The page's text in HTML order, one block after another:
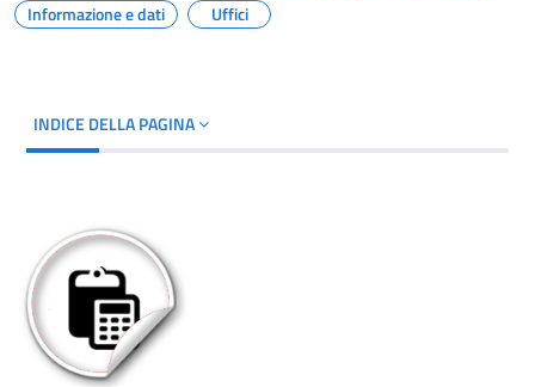
Informazione e dati
Uffici
INDICE DELLA PAGINA